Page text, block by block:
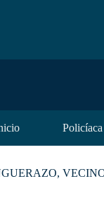
Policíaca